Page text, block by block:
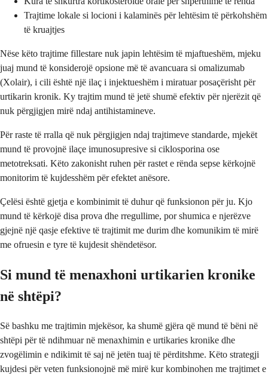
Trajtime lokale si locioni i kalaminës për lehtësim të përkohshëm
të kruajtjes
Nëse këto trajtime fillestare nuk japin lehtësim të mjaftueshëm, mjeku
juaj mund të konsiderojë opsione më të avancuara si omalizumab
(Xolair), i cili është një ilaç i injektueshëm i miratuar posaçërisht për
urtikarin kronik. Ky trajtim mund të jetë shumë efektiv për njerëzit që
nuk përgjigjen mirë ndaj antihistamineve.
Për raste të rralla që nuk përgjigjen ndaj trajtimeve standarde, mjekët
mund të provojnë ilaçe imunosupresive si ciklosporina ose
metotreksati. Këto zakonisht ruhen për rastet e rënda sepse kërkojnë
monitorim të kujdesshëm për efektet anësore.
Çelësi është gjetja e kombinimit të duhur që funksionon për ju. Kjo
mund të kërkojë disa prova dhe rregullime, por shumica e njerëzve
gjejnë një qasje efektive të trajtimit me durim dhe komunikim të mirë
me ofruesin e tyre të kujdesit shëndetësor.
Si mund të menaxhoni urtikarien kronike
në shtëpi?
Së bashku me trajtimin mjekësor, ka shumë gjëra që mund të bëni në
shtëpi për të ndihmuar në menaxhimin e urtikaries kronike dhe
zvogëlimin e ndikimit të saj në jetën tuaj të përditshme. Këto strategji
kujdesi për veten funksionojnë më mirë kur kombinohen me trajtimet e